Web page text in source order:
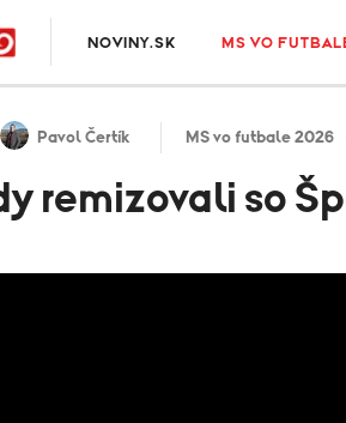
NOVINY.SK MS VO
Pavol Čertík MS vo futbale 2026
remizovali so